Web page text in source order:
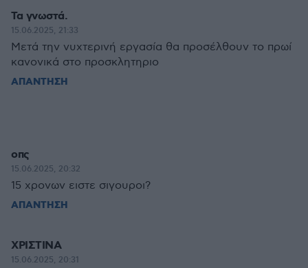
Τα γνωστά.
15.06.2025, 21:33
Μετά την νυχτερινή εργασία θα προσέλθουν το πρωί
κανονικά στο προσκλητηριο
ΑΠΑΝΤΗΣΗ
οπς
15.06.2025, 20:32
15 χρονων ειστε σιγουροι?
ΑΠΑΝΤΗΣΗ
ΧΡΙΣΤΙΝΑ
15.06.2025, 20:31